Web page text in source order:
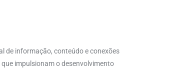
de informação, conteúdo e conexões
impulsionam o desenvolvimento